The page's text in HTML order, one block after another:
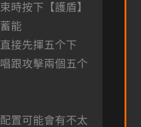
時按下【護盾】
能
接先揮五个下
跟攻擊兩個五个
置可能會有不太